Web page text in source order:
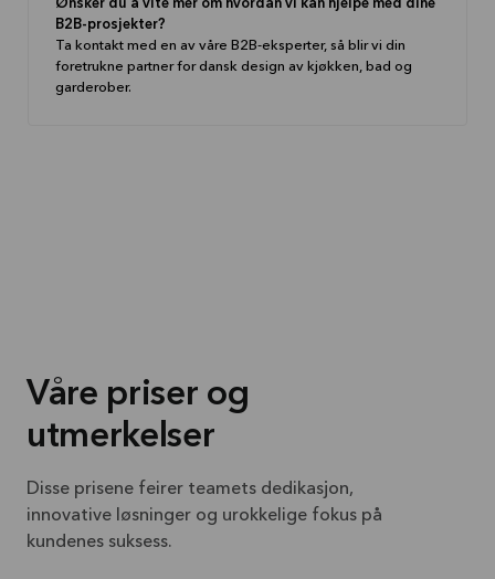
Ønsker du å vite mer om hvordan vi kan hjelpe med dine
B2B-prosjekter?
Ta kontakt med en av våre B2B-eksperter, så blir vi din
foretrukne partner for dansk design av kjøkken, bad og
garderober.
Våre priser og
utmerkelser
Disse prisene feirer teamets dedikasjon,
innovative løsninger og urokkelige fokus på
kundenes suksess.